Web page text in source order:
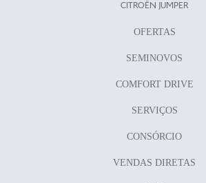
CITROËN JUMPER
OFERTAS
SEMINOVOS
COMFORT DRIVE
SERVIÇOS
CONSÓRCIO
VENDAS DIRETAS